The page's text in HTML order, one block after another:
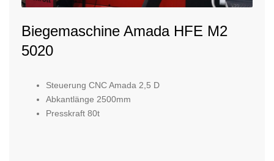
Biegemaschine Amada HFE M2
5020
Steuerung CNC Amada 2,5 D
Abkantlänge 2500mm
Presskraft 80t